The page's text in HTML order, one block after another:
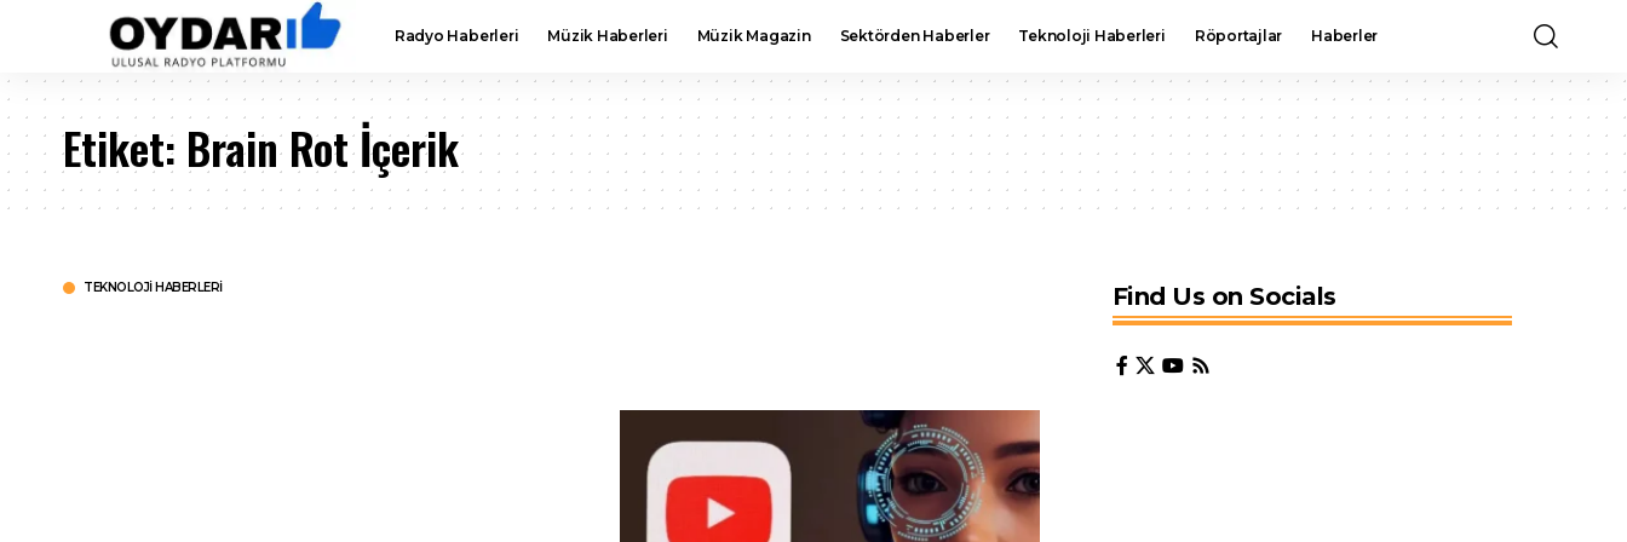
Radyo Haberleri Müzik Haberleri Müzik Magazin Sektörden Haberler Teknoloji Haberleri Röportajlar Haberler
Etiket: Brain Rot İçerik
TEKNOLOJI HABERLERI Find Us on Socials